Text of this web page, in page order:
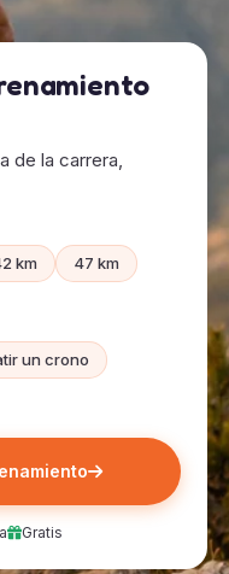
de la carrera,
km
47 km
un crono
Gratis